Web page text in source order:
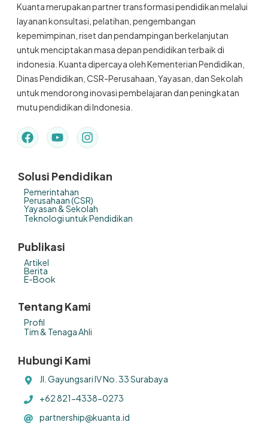
Kuanta merupakan partner transformasi pendidikan melalui
layanan konsultasi, pelatihan, pengembangan
kepemimpinan, riset dan pendampingan berkelanjutan
untuk menciptakan masa depan pendidikan terbaik di
indonesia. Kuanta dipercaya oleh Kementerian Pendidikan,
Dinas Pendidikan, CSR-Perusahaan, Yayasan, dan Sekolah
untuk mendorong inovasi pembelajaran dan peningkatan
mutu pendidikan di Indonesia.
Solusi Pendidikan
Pemerintahan
Perusahaan (CSR)
Yayasan & Sekolah
Teknologi untuk Pendidikan
Publikasi
Artikel
Berita
E-Book
Tentang Kami
Profil
Tim & Tenaga Ahli
Hubungi Kami
Jl. Gayungsari IV No. 33 Surabaya
+62 821-4338-0273
partnership@kuanta.id